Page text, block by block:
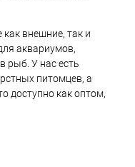
внешние, так и
аквариумов,
рыб. У нас есть
питомцев, а
доступно как оптом,